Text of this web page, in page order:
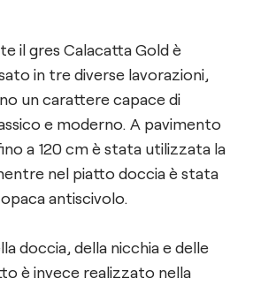
il gres Calacatta Gold è
in tre diverse lavorazioni,
un carattere capace di
e moderno. A pavimento
a 120 cm è stata utilizzata la
nel piatto doccia è stata
antiscivolo.
doccia, della nicchia e delle
è invece realizzato nella